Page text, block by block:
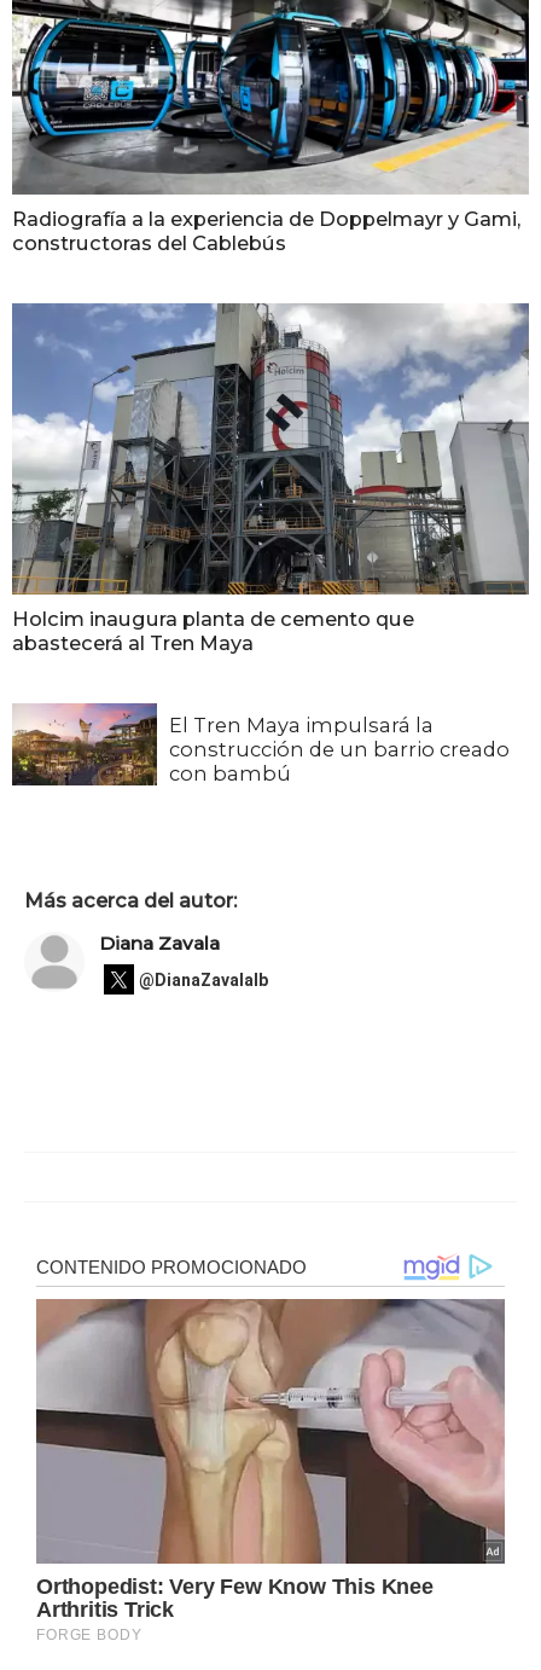
Radiografía a la experiencia de Doppelmayr y Gami,
constructoras del Cablebús
Holcim inaugura planta de cemento que
abastecerá al Tren Maya
El Tren Maya impulsará la
construcción de un barrio creado
con bambú
Más acerca del autor:
Diana Zavala
@DianaZavalaIb